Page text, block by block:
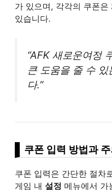
가 있으며, 각각의 쿠폰
있습니다.
“AFK 새로운여정
큰 도움을 줄 수
다.”
쿠폰 입력 방법과
쿠폰 입력은 간단한 절차
게임 내 설정 메뉴에서 가